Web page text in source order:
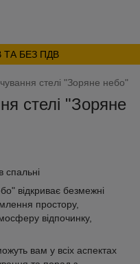
БЕЗ ПДВ
стелі "Зоряне небо"
стелі "Зоряне
відкриває безмежні
простору,
відпочинку,
вам у всіх аспектах